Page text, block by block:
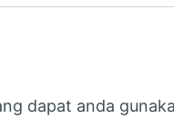
dapat anda